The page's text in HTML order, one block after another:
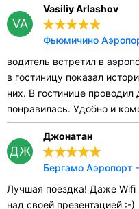
VA
Vasiliy Arlashov
Фьюмичино
водитель встретил в
в гостиницу показал
них. В гостинице
понравилась. Удобно и
ДЖ
Джонатан
Бергамо Аэропорт
Лучшая поездка! Даже Wifi
над своей презентацией :-)